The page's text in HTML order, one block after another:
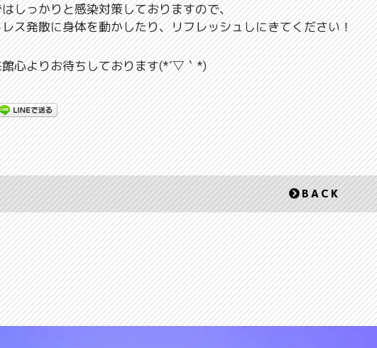
しっかりと感染対策しておりますので、
ス発散に身体を動かしたり、リフレッシュしにきてください！
心よりお待ちしております(*´▽｀*)
BACK